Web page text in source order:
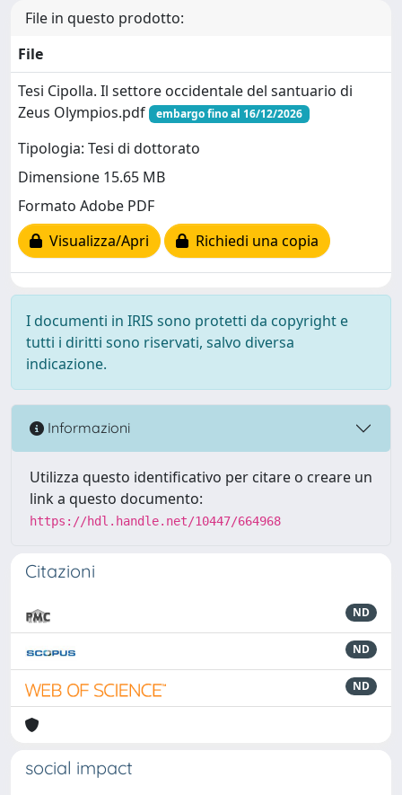
File in questo prodotto:
File
Tesi Cipolla. Il settore occidentale del santuario di
Zeus Olympios.pdf
embargo fino al 16/12/2026
Tipologia: Tesi di dottorato
Dimensione 15.65 MB
Formato Adobe PDF
Visualizza/Apri
Richiedi una copia
I documenti in IRIS sono protetti da copyright e
tutti i diritti sono riservati, salvo diversa
indicazione.
Informazioni
Utilizza questo identificativo per citare o creare un
link a questo documento:
https://hdl.handle.net/10447/664968
Citazioni
ND
ND
ND
social impact